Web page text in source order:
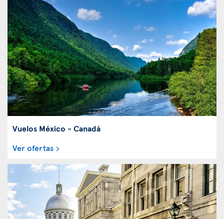
Vuelos México - Canadá
Ver ofertas